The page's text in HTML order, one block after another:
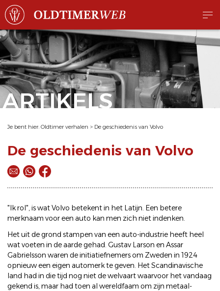
ARTIKELS
Je bent hier: Oldtimer verhalen > De geschiedenis van Volvo
De geschiedenis van Volvo
"Ik rol", is wat Volvo betekent in het Latijn. Een betere
merknaam voor een auto kan men zich niet indenken.
Het uit de grond stampen van een auto-industrie heeft heel
wat voeten in de aarde gehad. Gustav Larson en Assar
Gabrielsson waren de initiatiefnemers om Zweden in 1924
opnieuw een eigen automerk te geven. Het Scandinavische
land had in die tijd nog niet de welvaart waarvoor het vandaag
gekend is, maar had toen al wereldfaam om zijn metaal-